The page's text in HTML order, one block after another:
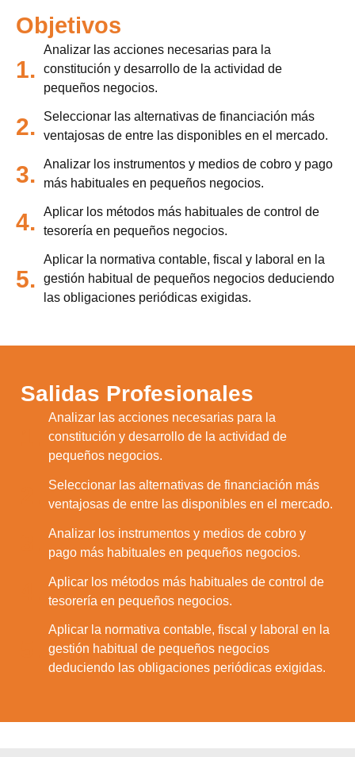
Objetivos
1.
Analizar las acciones necesarias para la
constitución y desarrollo de la actividad de
pequeños negocios.
2.
Seleccionar las alternativas de financiación más
ventajosas de entre las disponibles en el mercado.
3.
Analizar los instrumentos y medios de cobro y pago
más habituales en pequeños negocios.
4.
Aplicar los métodos más habituales de control de
tesorería en pequeños negocios.
5.
Aplicar la normativa contable, fiscal y laboral en la
gestión habitual de pequeños negocios deduciendo
las obligaciones periódicas exigidas.
Salidas Profesionales
Analizar las acciones necesarias para la
constitución y desarrollo de la actividad de
pequeños negocios.
Seleccionar las alternativas de financiación más
ventajosas de entre las disponibles en el mercado.
Analizar los instrumentos y medios de cobro y
pago más habituales en pequeños negocios.
Aplicar los métodos más habituales de control de
tesorería en pequeños negocios.
Aplicar la normativa contable, fiscal y laboral en la
gestión habitual de pequeños negocios
deduciendo las obligaciones periódicas exigidas.